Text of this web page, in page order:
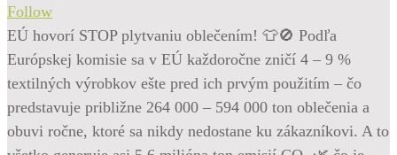
Follow
EÚ hovorí STOP plytvaniu oblečením! 👕🚫 Podľa
Európskej komisie sa v EÚ každoročne zničí 4 – 9 %
textilných výrobkov ešte pred ich prvým použitím – čo
predstavuje približne 264 000 – 594 000 ton oblečenia a
obuvi ročne, ktoré sa nikdy nedostane ku zákazníkovi. A to